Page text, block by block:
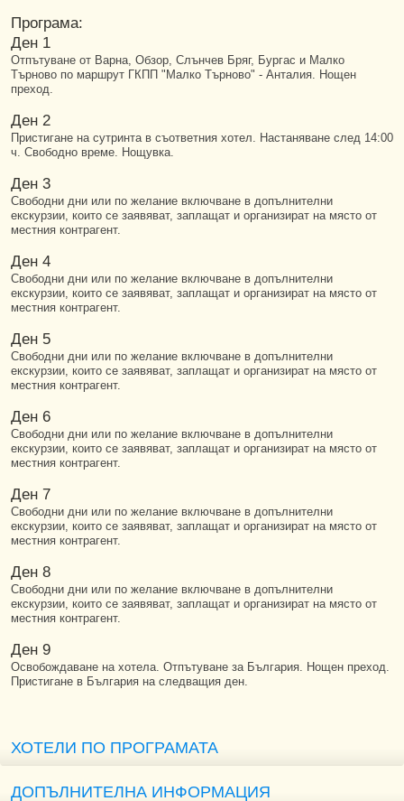
Програма:
Ден 1
Отпътуване от Варна, Обзор, Слънчев Бряг, Бургас и Малко
Търново по маршрут ГКПП "Малко Търново" - Анталия. Нощен
преход.
Ден 2
Пристигане на сутринта в съответния хотел. Настаняване след 14:00
ч. Свободно време. Нощувка.
Ден 3
Свободни дни или по желание включване в допълнителни
екскурзии, които се заявяват, заплащат и организират на място от
местния контрагент.
Ден 4
Свободни дни или по желание включване в допълнителни
екскурзии, които се заявяват, заплащат и организират на място от
местния контрагент.
Ден 5
Свободни дни или по желание включване в допълнителни
екскурзии, които се заявяват, заплащат и организират на място от
местния контрагент.
Ден 6
Свободни дни или по желание включване в допълнителни
екскурзии, които се заявяват, заплащат и организират на място от
местния контрагент.
Ден 7
Свободни дни или по желание включване в допълнителни
екскурзии, които се заявяват, заплащат и организират на място от
местния контрагент.
Ден 8
Свободни дни или по желание включване в допълнителни
екскурзии, които се заявяват, заплащат и организират на място от
местния контрагент.
Ден 9
Освобождаване на хотела. Отпътуване за България. Нощен преход.
Пристигане в България на следващия ден.
ХОТЕЛИ ПО ПРОГРАМАТА
ДОПЪЛНИТЕЛНА ИНФОРМАЦИЯ